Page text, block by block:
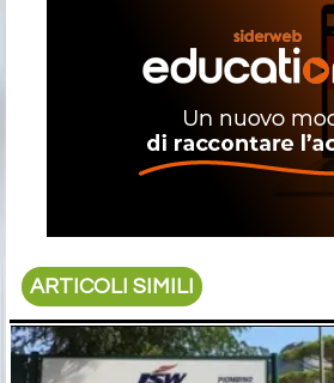
ARTICOLI SIMILI